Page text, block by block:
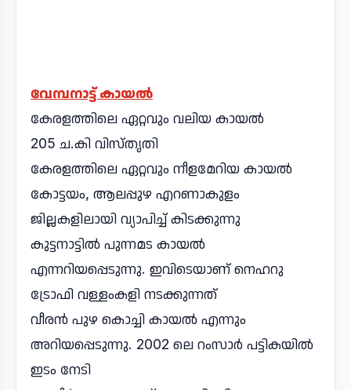
വേമ്പനാട്ട് കായൽ
കേരളത്തിലെ ഏറ്റവും വലിയ കായൽ
205 ച.കി വിസ്തൃതി
കേരളത്തിലെ ഏറ്റവും നീളമേറിയ കായൽ
കോട്ടയം, ആലപ്പുഴ എറണാകുളം
ജില്ലകളിലായി വ്യാപിച്ച് കിടക്കുന്നു
കുട്ടനാട്ടിൽ പുന്നമട കായൽ
എന്നറിയപ്പെടുന്നു. ഇവിടെയാണ് നെഹറു
ട്രോഫി വള്ളംകളി നടക്കുന്നത്
വീരൻ പുഴ കൊച്ചി കായൽ എന്നും
അറിയപ്പെടുന്നു. 2002 ലെ റംസാർ പട്ടികയിൽ
ഇടം നേടി